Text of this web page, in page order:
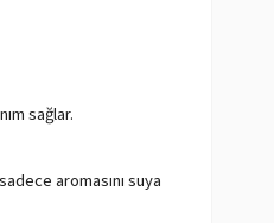
sağlar.
aromasını suya